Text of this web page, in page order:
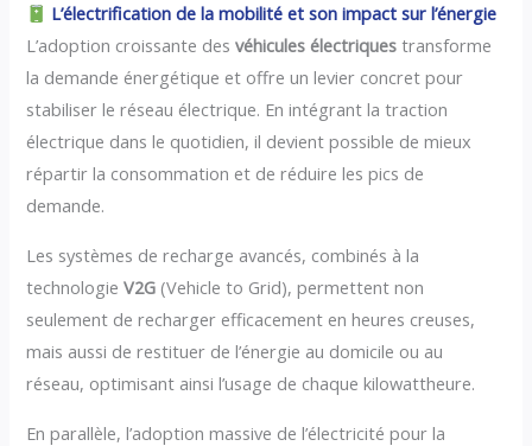
L’électrification de la mobilité et son impact sur l’énergie
L’adoption croissante desvéhicules électriques transforme
la demande énergétique et offre un levier concret pour
stabiliser le réseau électrique. En intégrant la traction
électrique dans le quotidien, il devient possible de mieux
répartir la consommation et de réduire les pics de
demande.
Les systèmes de recharge avancés, combinés à la
technologieV2G (Vehicle to Grid), permettent non
seulement de recharger efficacement en heures creuses,
mais aussi de restituer de l’énergie au domicile ou au
réseau, optimisant ainsi l’usage de chaque kilowattheure.
En parallèle, l’adoption massive de l’électricité pour la